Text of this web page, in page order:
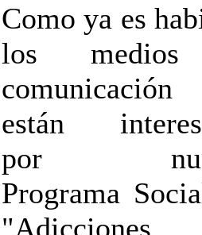
Como ya es
los
están
por
Programa
"Adicciones